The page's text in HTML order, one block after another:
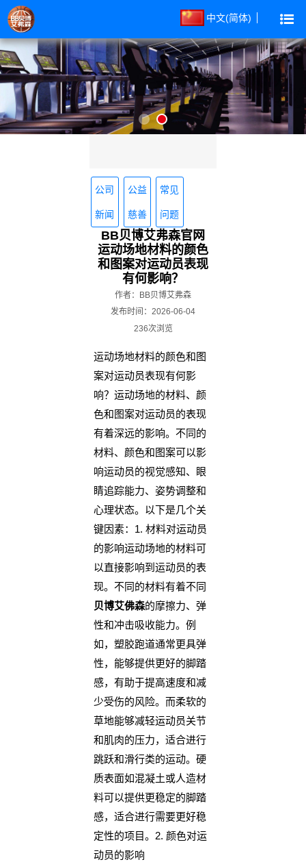
中文(简体)
公司
新闻
公益
慈善
常见
问题
BB贝博艾弗森官网
运动场地材料的颜色
和图案对运动员表现
有何影响？
作者：BB贝博艾弗森
发布时间：2026-06-04
236次浏览
运动场地材料的颜色和图
案对运动员表现有何影
响？运动场地的材料、颜
色和图案对运动员的表现
有着深远的影响。不同的
材料、颜色和图案可以影
响运动员的视觉感知、眼
睛追踪能力、姿势调整和
心理状态。以下是几个关
键因素：1. 材料对运动员
的影响运动场地的材料可
以直接影响到运动员的表
现。不同的材料有着不同
贝博艾佛森的摩擦力、弹
性和冲击吸收能力。例
如，塑胶跑道通常更具弹
性，能够提供更好的脚踏
感，有助于提高速度和减
少受伤的风险。而柔软的
草地能够减轻运动员关节
和肌肉的压力，适合进行
跳跃和滑行类的运动。硬
质表面如混凝土或人造材
料可以提供更稳定的脚踏
感，适合进行需要更好稳
定性的项目。2. 颜色对运
动员的影响